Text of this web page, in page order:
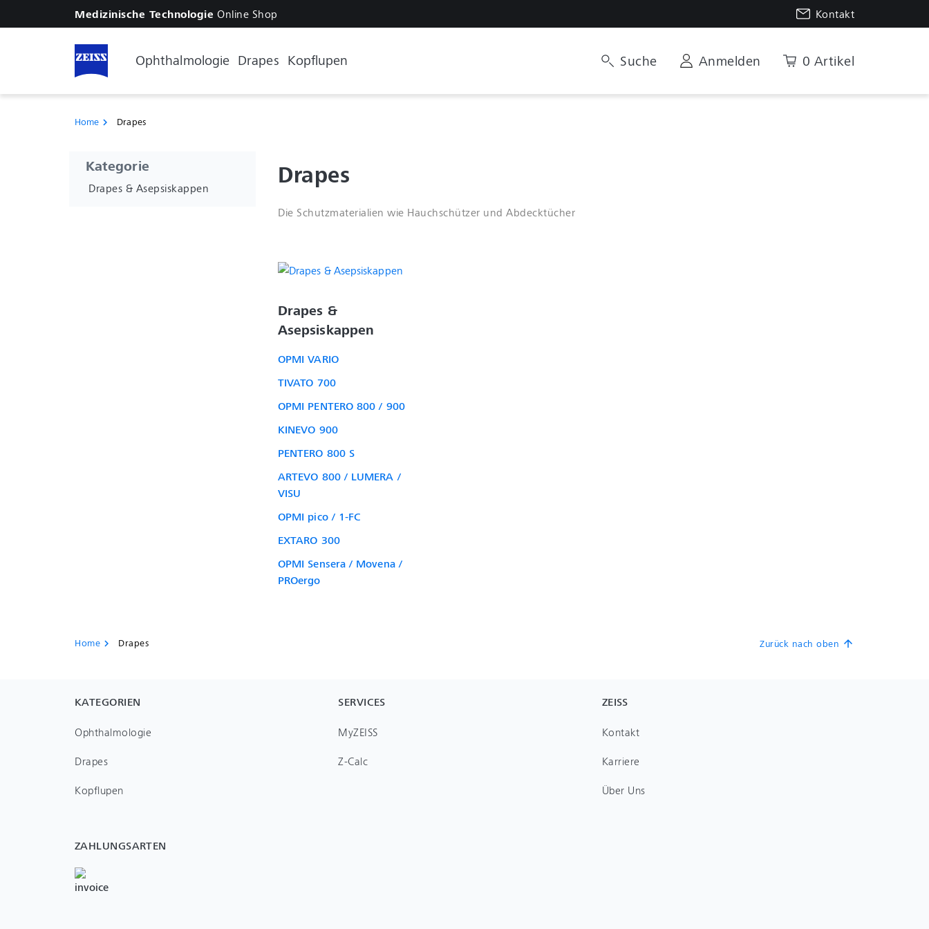
Medizinische Technologie Online Shop Kontakt
Ophthalmologie Drapes Kopflupen Suche Anmelden 0 Artikel
Home chevron_right Drapes
Kategorie
Drapes & Asepsiskappen Drapes
Die Schutzmaterialien wie Hauchschützer und Abdecktücher
Drapes &
Asepsiskappen
OPMI VARIO
TIVATO 700
OPMI PENTERO 800 / 900
KINEVO 900
PENTERO 800 S
ARTEVO 800 / LUMERA /
VISU
OPMI pico / 1-FC
EXTARO 300
OPMI Sensera / Movena /
PROergo
Home chevron_right Drapes Zurück nach oben arrow_upward
KATEGORIEN
Ophthalmologie
Drapes
Kopflupen
SERVICES
MyZEISS
Z-Calc
ZEISS
Kontakt
Karriere
Über Uns
ZAHLUNGSARTEN